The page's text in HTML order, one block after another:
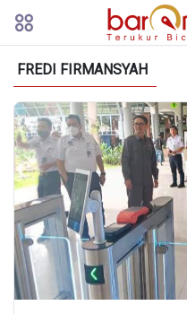
FREDI FIRMANSYAH